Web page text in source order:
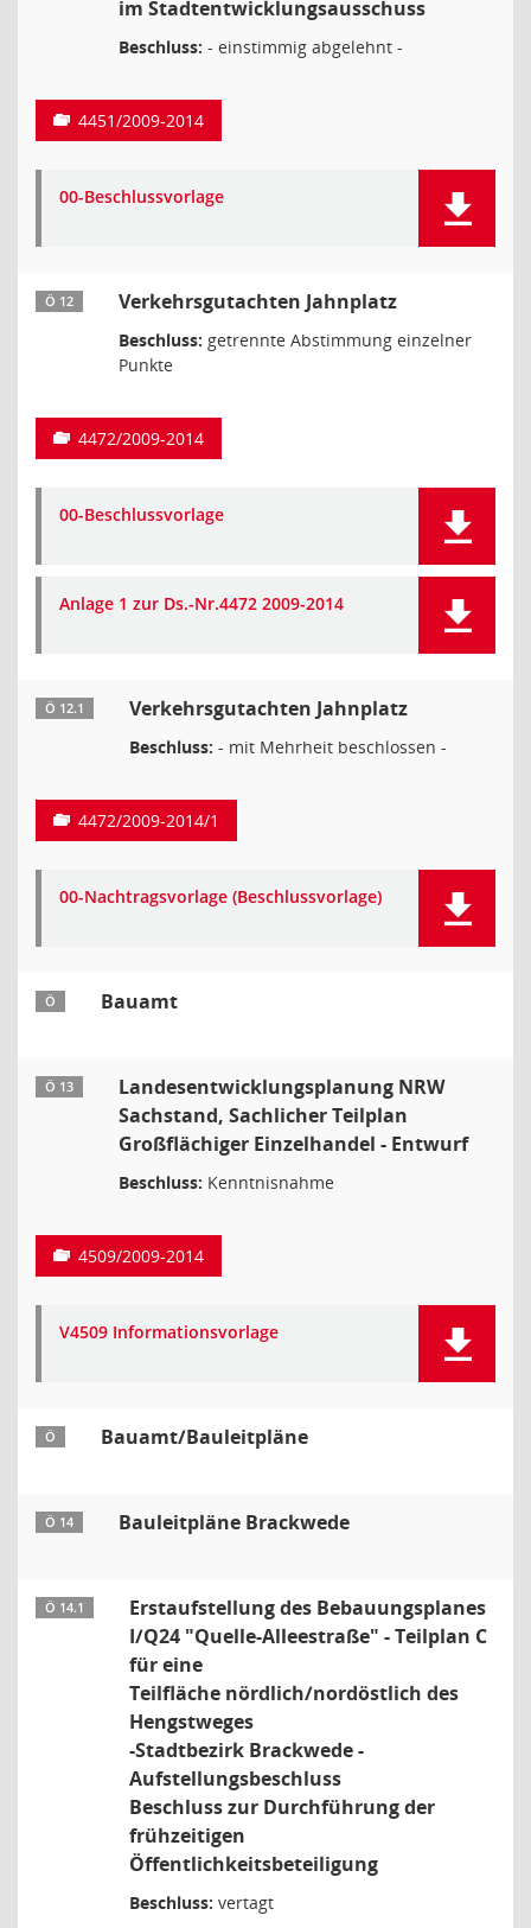
im Stadtentwicklungsausschuss
Beschluss: - einstimmig abgelehnt -
4451/2009-2014
00-Beschlussvorlage
Ö 12 Verkehrsgutachten Jahnplatz
Beschluss: getrennte Abstimmung einzelner
Punkte
4472/2009-2014
00-Beschlussvorlage
Anlage 1 zur Ds.-Nr.4472 2009-2014
Ö 12.1 Verkehrsgutachten Jahnplatz
Beschluss: - mit Mehrheit beschlossen -
4472/2009-2014/1
00-Nachtragsvorlage (Beschlussvorlage)
Ö Bauamt
Ö 13
Landesentwicklungsplanung NRW
Sachstand, Sachlicher Teilplan
Großflächiger Einzelhandel - Entwurf
Beschluss: Kenntnisnahme
4509/2009-2014
V4509 Informationsvorlage
Ö Bauamt/Bauleitpläne
Ö 14 Bauleitpläne Brackwede
Ö 14.1
Erstaufstellung des Bebauungsplanes
I/Q24 "Quelle-Alleestraße" - Teilplan C
für eine
Teilfläche nördlich/nordöstlich des
Hengstweges
-Stadtbezirk Brackwede -
Aufstellungsbeschluss
Beschluss zur Durchführung der
frühzeitigen
Öffentlichkeitsbeteiligung
Beschluss: vertagt